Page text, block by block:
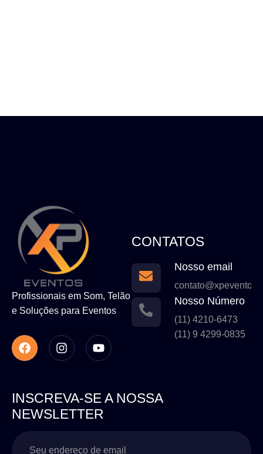
Profissionais em Som, Telão
e Soluções para Eventos
CONTATOS
Nosso email
Nosso Número
(11) 4210-6473
(11) 9 4299-0835
INSCREVA-SE A NOSSA
NEWSLETTER